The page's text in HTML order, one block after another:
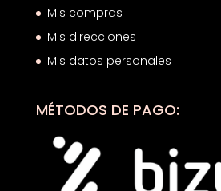
Mis compras
Mis direcciones
Mis datos personales
MÉTODOS DE PAGO: